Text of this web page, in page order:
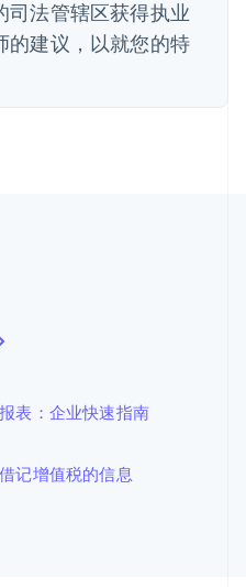
司法管辖区获得执业
的建议，以就您的特
表：企业快速指南
记增值税的信息